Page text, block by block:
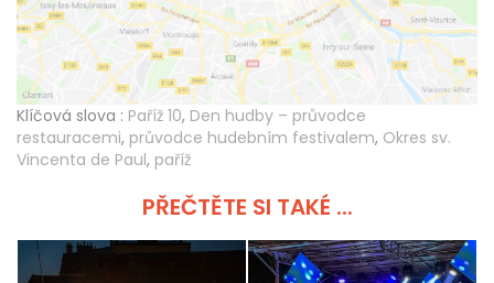
Klíčová slova : Paříž 10, Den hudby – průvodce
restauracemi, průvodce hudebním festivalem, Okres sv.
Vincenta de Paul, paříž
PŘEČTĚTE SI TAKÉ ...